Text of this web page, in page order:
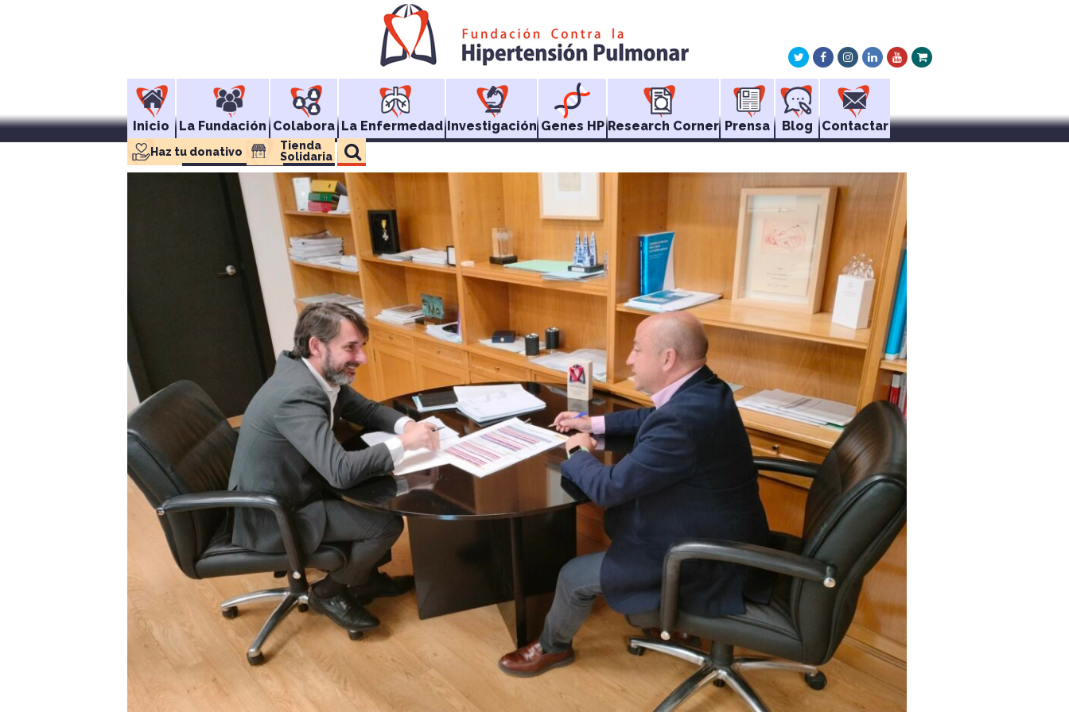
TwitterFacebookInstagram
LinkedInYoutube
Xing
Inicio La Fundación Colabora La Enfermedad Investigación Genes HP Research Corner Prensa Blog Contactar
Haz tu donativo
Tienda
Solidaria